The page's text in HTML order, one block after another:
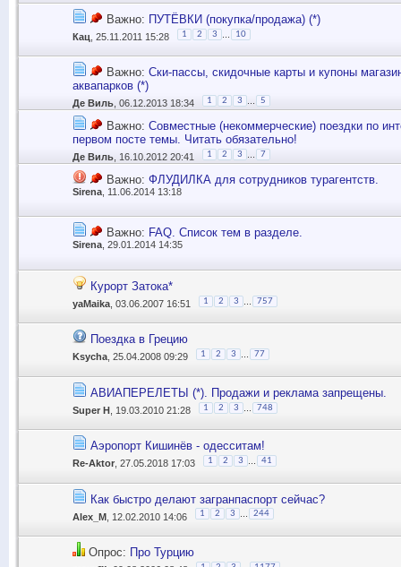
Важно: ПУТЁВКИ (покупка/продажа) (*)
Кац , 25.11.2011 15:28 1 2 3 10
Важно: Ски-пассы, скидочные карты и купоны
аквапарков (*)
Де Виль , 06.12.2013 18:34 1 2 3 5
Важно: Совместные (некоммерческие) поездки по
первом посте темы. Читать обязательно!
Де Виль , 16.10.2012 20:41 1 2 3 7
Важно: ФЛУДИЛКА для сотрудников турагентств.
Sirena , 11.06.2014 13:18
Важно: FAQ. Список тем в разделе.
Sirena , 29.01.2014 14:35
Курорт Затока*
yaMaika , 03.06.2007 16:51 1 2 3 757
Поездка в Грецию
Ksycha , 25.04.2008 09:29 1 2 3 77
АВИАПЕРЕЛЕТЫ (*). Продажи и реклама запрещены.
Super H , 19.03.2010 21:28 1 2 3 748
Аэропорт Кишинёв - одесситам!
Re-Aktor , 27.05.2018 17:03 1 2 3 41
Как быстро делают загранпаспорт сейчас?
Alex_M , 12.02.2010 14:06 1 2 3 ... 244
Опрос: Про Турцию